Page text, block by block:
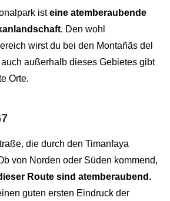
isteine atemberaubende
. Den wohl
wirst du bei den Montañãs del
außerhalb dieses Gebietes gibt
Orte.
die durch den Timanfaya
von Norden oder Süden kommend,
Route sind atemberaubend.
guten ersten Eindruck der